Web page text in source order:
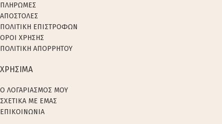
ΠΛΗΡΩΜΕΣ
ΑΠΟΣΤΟΛΕΣ
ΠΟΛΙΤΙΚΗ ΕΠΙΣΤΡΟΦΩΝ
ΟΡΟΙ ΧΡΗΣΗΣ
ΠΟΛΙΤΙΚΗ ΑΠΟΡΡΗΤΟΥ
ΧΡΗΣΙΜΑ
Ο ΛΟΓΑΡΙΑΣΜΟΣ ΜΟΥ
ΣΧΕΤΙΚΑ ΜΕ ΕΜΑΣ
ΕΠΙΚΟΙΝΩΝΙΑ